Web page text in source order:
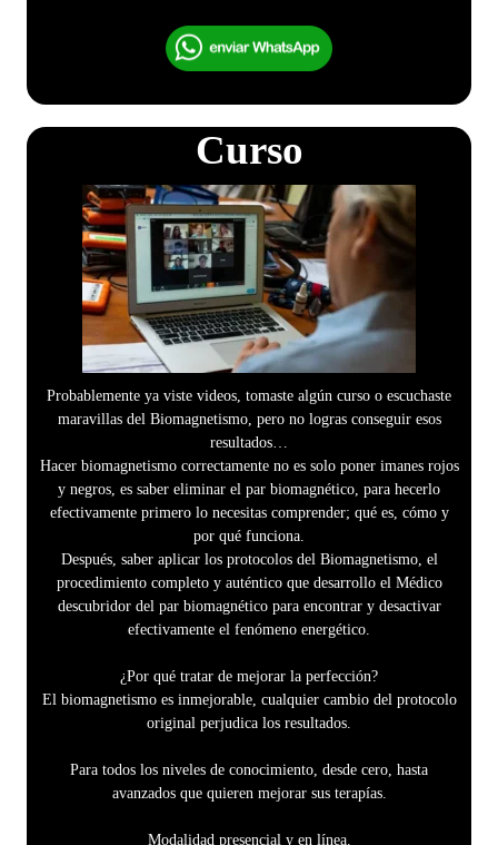
Curso
Probablemente ya viste videos, tomaste algún curso o escuchaste
maravillas del Biomagnetismo, pero no logras conseguir esos
resultados…
Hacer biomagnetismo correctamente no es solo poner imanes rojos
y negros, es saber eliminar el par biomagnético, para hecerlo
efectivamente primero lo necesitas comprender; qué es, cómo y
por qué funciona.
Después, saber aplicar los protocolos del Biomagnetismo, el
procedimiento completo y auténtico que desarrollo el Médico
descubridor del par biomagnético para encontrar y desactivar
efectivamente el fenómeno energético.
¿Por qué tratar de mejorar la perfección?
El biomagnetismo es inmejorable, cualquier cambio del protocolo
original perjudica los resultados.
Para todos los niveles de conocimiento, desde cero, hasta
avanzados que quieren mejorar sus terapías.
Modalidad presencial y en línea.